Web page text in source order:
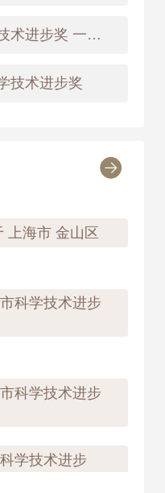
1995年 国家科学技术进步奖 一等奖
技术进步奖
上海市 金山区
科学技术进步
科学技术进步
学技术进步